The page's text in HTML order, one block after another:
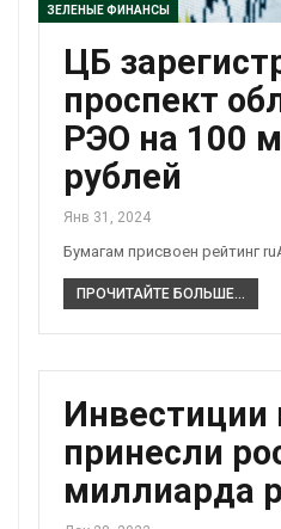
ЗЕЛЕНЫЕ ФИНАНСЫ
ЦБ
проспект
РЭО на 100
рублей
Янв 31, 2024
Бумагам присвоен рейтинг
ПРОЧИТАЙТЕ БОЛЬШЕ...
Инвестиции
принесли
миллиарда